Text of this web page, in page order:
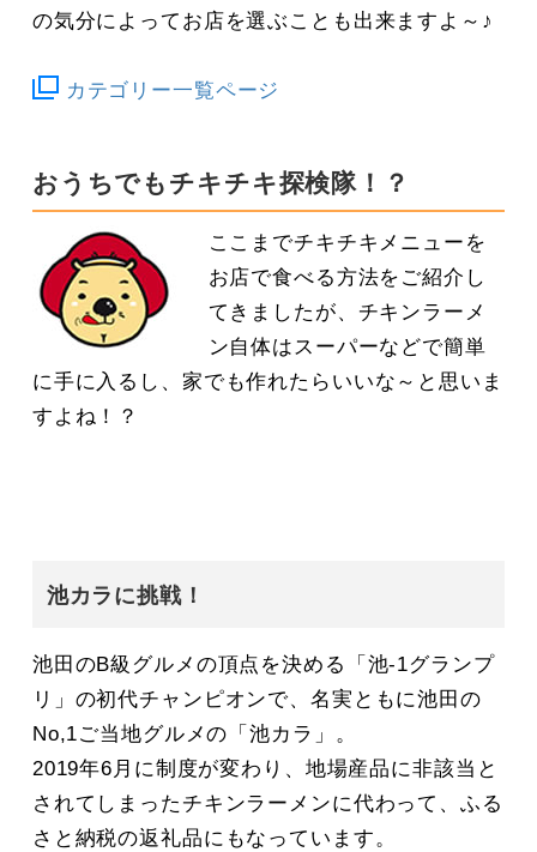
の気分によってお店を選ぶことも出来ますよ～♪
カテゴリー一覧ページ
おうちでもチキチキ探検隊！？
ここまでチキチキメニューを
お店で食べる方法をご紹介し
てきましたが、チキンラーメ
ン自体はスーパーなどで簡単
に手に入るし、家でも作れたらいいな～と思いま
すよね！？
池カラに挑戦！
池田のB級グルメの頂点を決める「池-1グランプ
リ」の初代チャンピオンで、名実ともに池田の
No,1ご当地グルメの「池カラ」。
2019年6月に制度が変わり、地場産品に非該当と
されてしまったチキンラーメンに代わって、ふる
さと納税の返礼品にもなっています。